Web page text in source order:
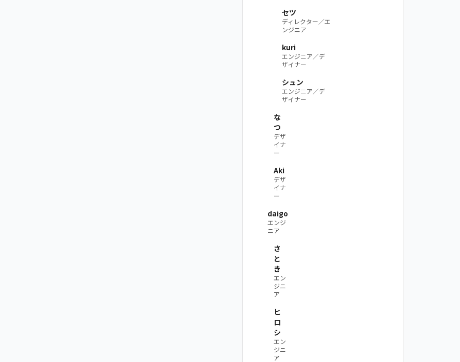
セツ
ディレクター／エ
ンジニア
kuri
エンジニア／デ
ザイナー
シュン
エンジニア／デ
ザイナー
な
つ
デザ
イナ
ー
Aki
デザ
イナ
ー
daigo
エンジ
ニア
さ
と
き
エン
ジニ
ア
ヒ
ロ
シ
エン
ジニ
ア